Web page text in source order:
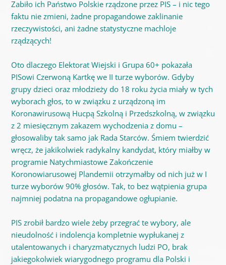
Zabiło ich Państwo Polskie rządzone przez PIS – i nic tego
faktu nie zmieni, żadne propagandowe zaklinanie
rzeczywistości, ani żadne statystyczne machloje
rządzących!
Oto dlaczego Elektorat Wiejski i Grupa 60+ pokazała
PISowi Czerwoną Kartkę we II turze wyborów. Gdyby
grupy dzieci oraz młodzieży do 18 roku życia miały w tych
wyborach głos, to w związku z urządzoną im
Koronawirusową Hucpą Szkolną i Przedszkolną, w związku
z 2 miesięcznym zakazem wychodzenia z domu –
głosowaliby tak samo jak Rada Starców. Śmiem twierdzić
wręcz, że jakikolwiek radykalny kandydat, który miałby w
programie Natychmiastowe Zakończenie
Koronowiarusowej Plandemii otrzymałby od nich już w I
turze wyborów 90% głosów. Tak, to bez wątpienia grupa
najmniej podatna na propagandowe ogłupianie.
PIS zrobił bardzo wiele żeby przegrać te wybory, ale
nieudolność i indolencja kompletnie wypłukanej z
utalentowanych i charyzmatycznych ludzi PO, brak
jakiegokolwiek wiarygodnego programu dla Polski i